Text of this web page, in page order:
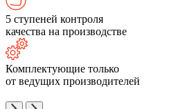
5 ступеней контроля
качества на производстве
Комплектующие только
от ведущих производителей